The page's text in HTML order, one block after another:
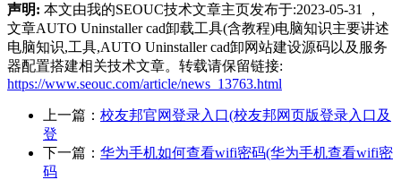
声明: 本文由我的SEOUC技术文章主页发布于:2023-05-31 ，
文章AUTO Uninstaller cad卸载工具(含教程)电脑知识主要讲述
电脑知识,工具,AUTO Uninstaller cad卸网站建设源码以及服务
器配置搭建相关技术文章。转载请保留链接:
https://www.seouc.com/article/news_13763.html
上一篇： 校友邦官网登录入口(校友邦网页版登录入口及
登
下一篇： 华为手机如何查看wifi密码(华为手机查看wifi密
码